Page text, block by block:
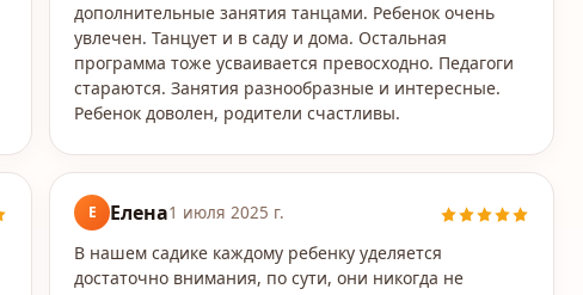
дополнительные занятия танцами. Ребенок очень
увлечен. Танцует и в саду и дома. Остальная
программа тоже усваивается превосходно. Педагоги
стараются. Занятия разнообразные и интересные.
Ребенок доволен, родители счастливы.
Е Елена1 июля 2025 г.
В нашем садике каждому ребенку уделяется
достаточно внимания, по сути, они никогда не